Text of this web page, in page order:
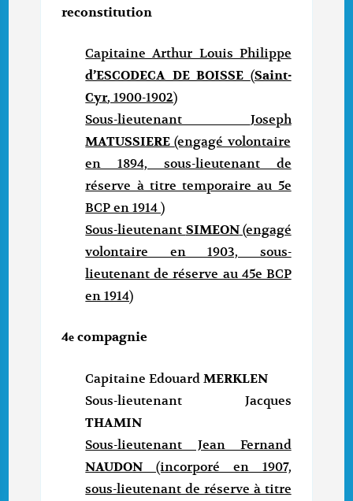
reconstitution
Capitaine Arthur Louis Philippe
d’ESCODECA DE BOISSE (Saint-
Cyr, 1900-1902)
Sous-lieutenant Joseph
MATUSSIERE(engagé volontaire
en 1894, sous-lieutenant de
réserve à titre temporaire au 5e
BCP en 1914 )
Sous-lieutenant SIMEON(engagé
volontaire en 1903, sous-
lieutenant de réserve au 45e BCP
en 1914)
4e compagnie
Capitaine EdouardMERKLEN
Sous-lieutenant Jacques
THAMIN
Sous-lieutenant Jean Fernand
NAUDON(incorporé en 1907,
sous-lieutenant de réserve à titre